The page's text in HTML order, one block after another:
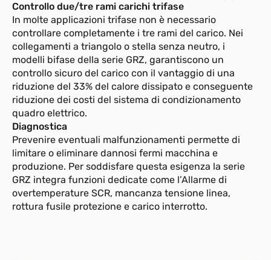
Controllo due/tre rami carichi trifase
In molte applicazioni trifase non è necessario
controllare completamente i tre rami del carico. Nei
collegamenti a triangolo o stella senza neutro, i
modelli bifase della serie GRZ, garantiscono un
controllo sicuro del carico con il vantaggio di una
riduzione del 33% del calore dissipato e conseguente
riduzione dei costi del sistema di condizionamento
quadro elettrico.
Diagnostica
Prevenire eventuali malfunzionamenti permette di
limitare o eliminare dannosi fermi macchina e
produzione. Per soddisfare questa esigenza la serie
GRZ integra funzioni dedicate come l’Allarme di
overtemperature SCR, mancanza tensione linea,
rottura fusile protezione e carico interrotto.